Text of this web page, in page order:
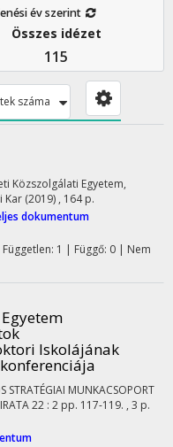
év szerint
Összes idézet
115
száma
Közszolgálati Egyetem,
Kar (2019) , 164 p.
dokumentum
Független: 1 | Függő: 0 | Nem
Iskolájának
STRATÉGIAI MUNKACSOPORT
22 : 2 pp. 117-119. , 3 p.